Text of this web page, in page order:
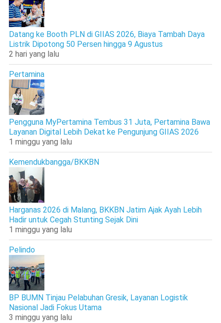
Datang ke Booth PLN di GIIAS 2026, Biaya Tambah Daya
Listrik Dipotong 50 Persen hingga 9 Agustus
2 hari yang lalu
Pertamina
Pengguna MyPertamina Tembus 31 Juta, Pertamina Bawa
Layanan Digital Lebih Dekat ke Pengunjung GIIAS 2026
1 minggu yang lalu
Kemendukbangga/BKKBN
Harganas 2026 di Malang, BKKBN Jatim Ajak Ayah Lebih
Hadir untuk Cegah Stunting Sejak Dini
1 minggu yang lalu
Pelindo
BP BUMN Tinjau Pelabuhan Gresik, Layanan Logistik
Nasional Jadi Fokus Utama
3 minggu yang lalu